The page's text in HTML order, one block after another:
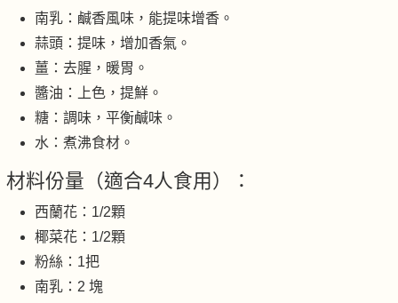
南乳：鹹香風味，能提味增香。
蒜頭：提味，增加香氣。
薑：去腥，暖胃。
醬油：上色，提鮮。
糖：調味，平衡鹹味。
水：煮沸食材。
材料份量（適合4人食用）：
西蘭花：1/2顆
椰菜花：1/2顆
粉絲：1把
南乳：2 塊